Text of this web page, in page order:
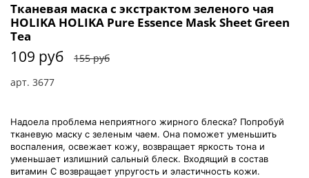
арт. 3677
Тканевая маска с экстрактом зеленого чая
HOLIKA HOLIKA Pure Essence Mask Sheet Green
Tea
109 руб 155 руб
Надоела проблема неприятного жирного блеска? Попробуй
тканевую маску с зеленым чаем. Она поможет уменьшить
воспаления, освежает кожу, возвращает яркость тона и
уменьшает излишний сальный блеск. Входящий в состав
витамин С возвращает упругость и эластичность кожи.